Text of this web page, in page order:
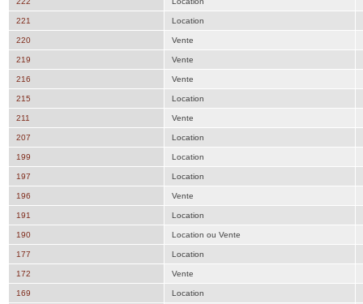
221 Location
220 Vente
219 Vente
216 Vente
215 Location
211 Vente
207 Location
199 Location
197 Location
196 Vente
191 Location
190 Location ou Vente
177 Location
172 Vente
169 Location